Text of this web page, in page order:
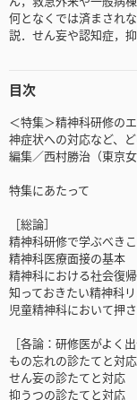
何となくでは済まされ
説．せん妄や認知症，
目次
＜特集＞精神科研修の
神症状への対応など、
編集／西村勝治（東京
特集にあたって
［総論］
精神科研修で学ぶべき
精神科医療面接の基本
精神科における社会復
知っておきたい精神科
児童精神科において押
［各論：研修医がよく
もの忘れの診たてと対応
せん妄の診たてと対応
抑うつの診たてと対応